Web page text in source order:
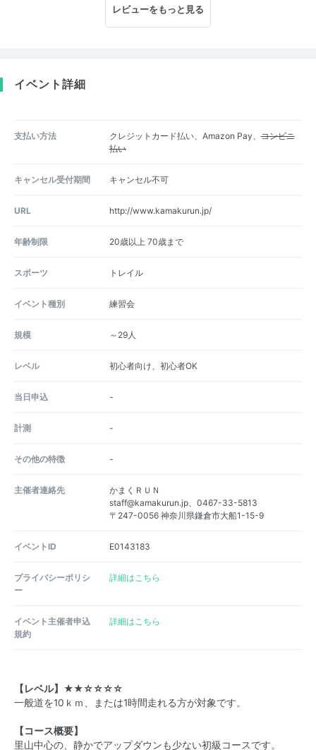
レビューをもっと見る
イベント詳細
支払い方法 クレジットカード払い、Amazon Pay、コンビニ
払い
キャンセル受付期間 キャンセル不可
URL http://www.kamakurun.jp/
年齢制限 20歳以上 70歳まで
スポーツ トレイル
イベント種別 練習会
規模 ～29人
レベル 初心者向け、初心者OK
当日申込 -
計測 -
その他の特徴 -
主催者連絡先
かまくＲＵＮ
staff@kamakurun.jp、0467-33-5813
〒247-0056 神奈川県鎌倉市大船1-15-9
イベントID E0143183
プライバシーポリシ
ー
詳細はこちら
イベント主催者申込
規約
詳細はこちら
【レベル】★★☆☆☆☆
一般道を10ｋｍ、または1時間走れる方が対象です。
【コース概要】
里山中心の、静かでアップダウンも少ない初級コースです。